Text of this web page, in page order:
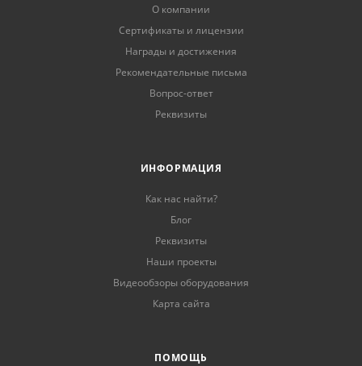
О компании
Сертификаты и лицензии
Награды и достижения
Рекомендательные письма
Вопрос-ответ
Реквизиты
ИНФОРМАЦИЯ
Как нас найти?
Блог
Реквизиты
Наши проекты
Видеообзоры оборудования
Карта сайта
ПОМОЩЬ